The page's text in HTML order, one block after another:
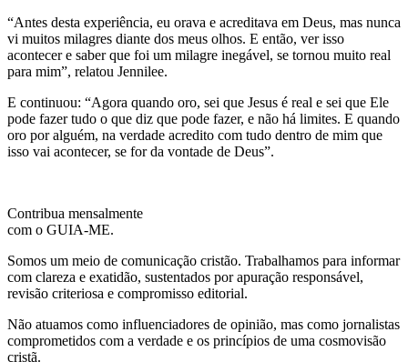
“Antes desta experiência, eu orava e acreditava em Deus, mas nunca
vi muitos milagres diante dos meus olhos. E então, ver isso
acontecer e saber que foi um milagre inegável, se tornou muito real
para mim”, relatou Jennilee.
E continuou: “Agora quando oro, sei que Jesus é real e sei que Ele
pode fazer tudo o que diz que pode fazer, e não há limites. E quando
oro por alguém, na verdade acredito com tudo dentro de mim que
isso vai acontecer, se for da vontade de Deus”.
Contribua mensalmente
com o GUIA-ME.
Somos um meio de comunicação cristão. Trabalhamos para informar
com clareza e exatidão, sustentados por apuração responsável,
revisão criteriosa e compromisso editorial.
Não atuamos como influenciadores de opinião, mas como jornalistas
comprometidos com a verdade e os princípios de uma cosmovisão
cristã.